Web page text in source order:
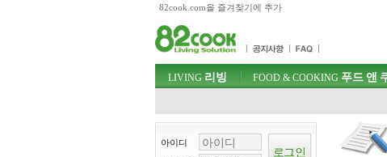
82cook.com을 즐겨찾기에 추가
주메뉴 바로가기
컨텐츠 바로가기
검색 바로가기
로그인 바로가기
주메뉴
LIVING 리빙 FOOD & COOKING 푸드 앤
아이디